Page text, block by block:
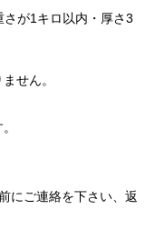
が1キロ以内・厚さ3
せん。
にご連絡を下さい、返